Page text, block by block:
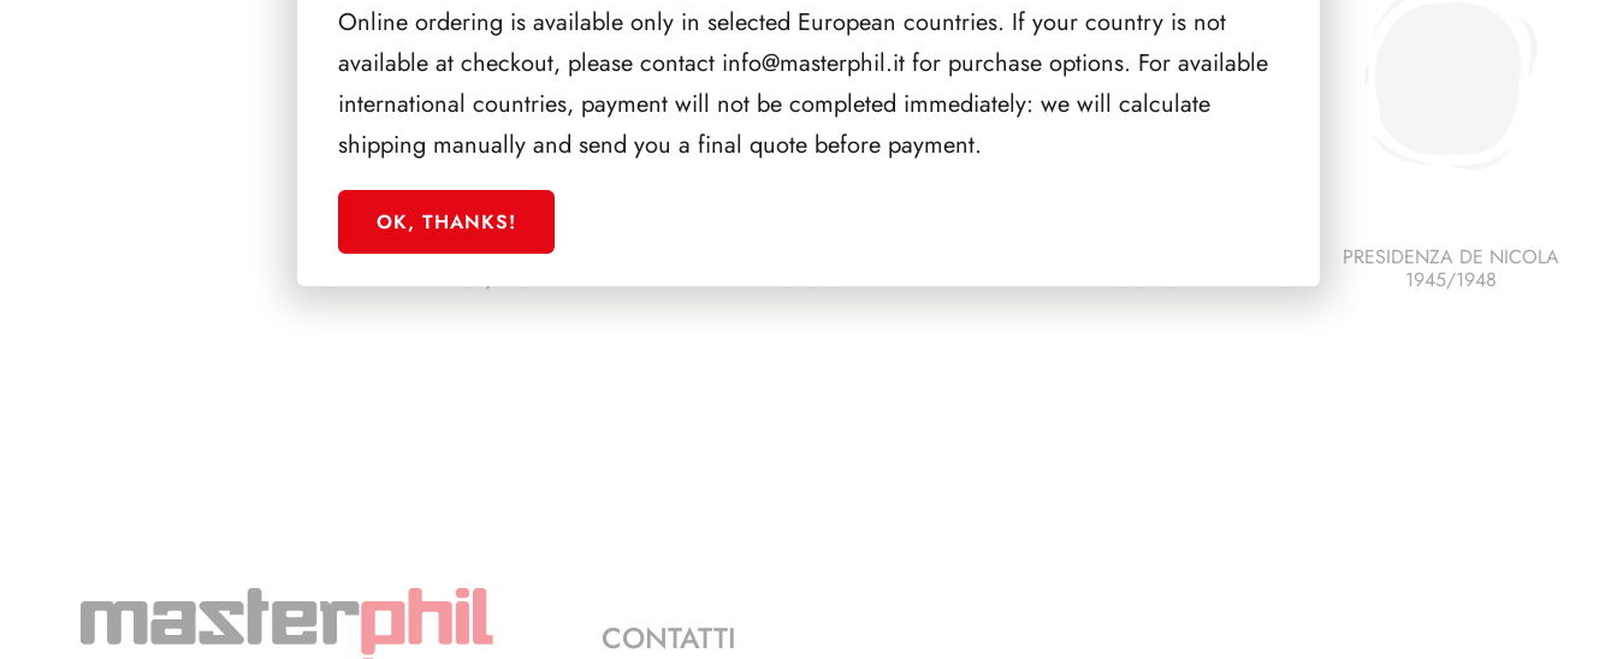
PRESIDENZA SEGNI
1962/1964
PAGINE 3+1
PAGINE 6
PRESIDENZA DE NICOLA
1945/1948
CONTATTI
Online ordering is available only in selected European countries. If your country is not
available at checkout, please contact info@masterphil.itfor purchase options. For available
international countries, payment will not be completed immediately: we will calculate
shipping manually and send you a final quote before payment.
OK, THANKS!